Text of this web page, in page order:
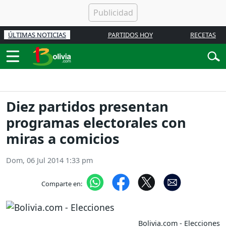
ÚLTIMAS NOTICIAS PARTIDOS HOY RECETAS
Diez partidos presentan
programas electorales con
miras a comicios
Dom, 06 Jul 2014 1:33 pm
Comparte en:
Bolivia.com - Elecciones